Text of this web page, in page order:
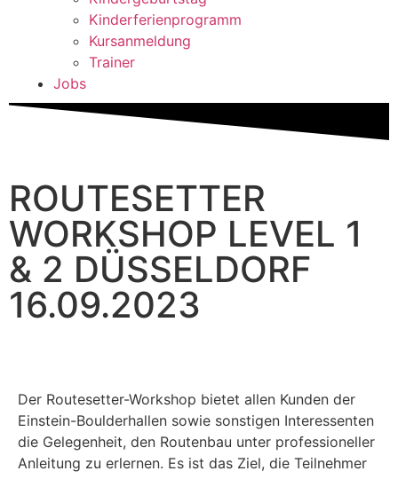
Kinderferienprogramm
Kursanmeldung
Trainer
Jobs
ROUTESETTER
WORKSHOP LEVEL 1
& 2 DÜSSELDORF
16.09.2023
Der Routesetter-Workshop bietet allen Kunden der
Einstein-Boulderhallen sowie sonstigen Interessenten
die Gelegenheit, den Routenbau unter professioneller
Anleitung zu erlernen. Es ist das Ziel, die Teilnehmer